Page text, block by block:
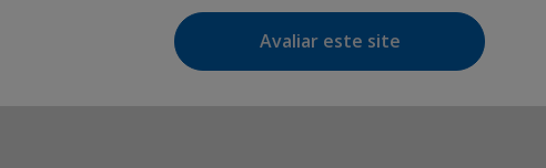
Avaliar este site